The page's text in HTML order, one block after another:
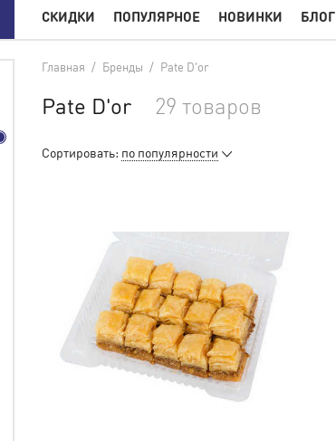
СКИДКИ ПОПУЛЯРНОЕ НОВИНКИ БЛОГ
Главная / Бренды / Pate D'or
Pate D'or 29 товаров
Сортировать: по популярности